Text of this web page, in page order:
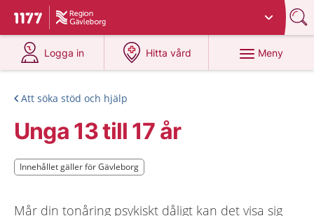
Till startsidan för 1177
Du har valt region
Logga in
på 1177.se
Hitta vård
på 1177.se
Meny
Att söka stöd och hjälp
Unga 13 till 17 år
Innehållet gäller för Gävleborg
Innehållet gäller för Gävleborg
Mår din tonåring psykiskt dåligt kan det visa sig